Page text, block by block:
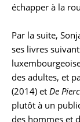
échapper à la
Par la suite,
ses livres
des adultes, et
(2014) et De
plutôt à un
des hommes et